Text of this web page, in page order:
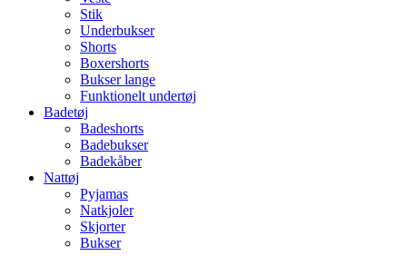
Stik
Underbukser
Shorts
Boxershorts
Bukser lange
Funktionelt undertøj
Badetøj
Badeshorts
Badebukser
Badekåber
Nattøj
Pyjamas
Natkjoler
Skjorter
Bukser